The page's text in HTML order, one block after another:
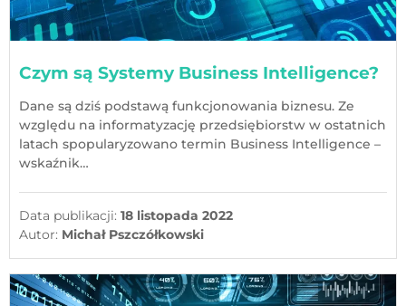
Czym są Systemy Business Intelligence?
Dane są dziś podstawą funkcjonowania biznesu. Ze
względu na informatyzację przedsiębiorstw w ostatnich
latach spopularyzowano termin Business Intelligence –
wskaźnik…
Data publikacji: 18 listopada 2022
Autor: Michał Pszczółkowski